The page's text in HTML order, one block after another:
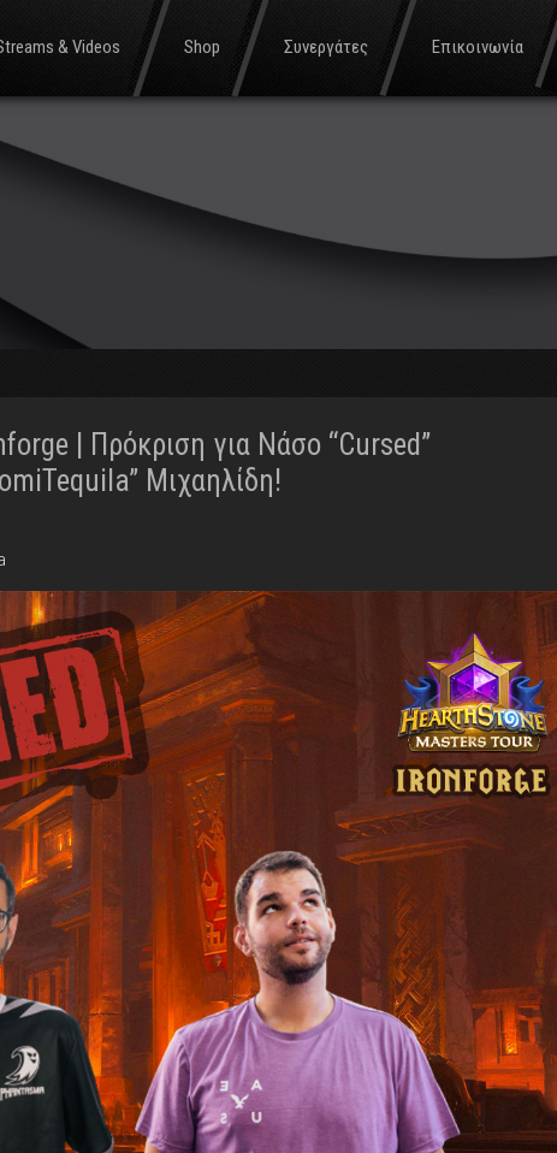
& Videos Shop Συνεργάτες Επικοινωνία
| Πρόκριση για Νάσο “Cursed”
Μιχαηλίδη!